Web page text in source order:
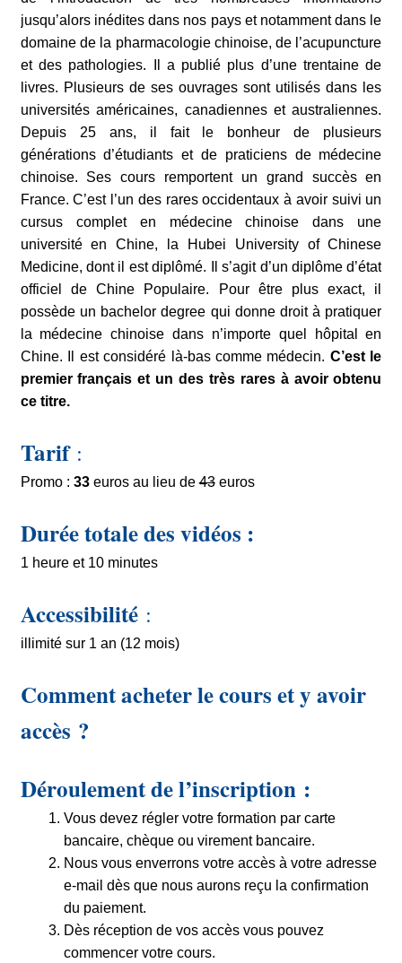
jusqu’alors inédites dans nos pays et notamment dans le
domaine de la pharmacologie chinoise, de l’acupuncture
et des pathologies. Il a publié plus d’une trentaine de
livres. Plusieurs de ses ouvrages sont utilisés dans les
universités américaines, canadiennes et australiennes.
Depuis 25 ans, il fait le bonheur de plusieurs
générations d’étudiants et de praticiens de médecine
chinoise. Ses cours remportent un grand succès en
France. C’est l’un des rares occidentaux à avoir suivi un
cursus complet en médecine chinoise dans une
université en Chine, la Hubei University of Chinese
Medicine, dont il est diplômé. Il s’agit d’un diplôme d’état
officiel de Chine Populaire. Pour être plus exact, il
possède un bachelor degree qui donne droit à pratiquer
la médecine chinoise dans n’importe quel hôpital en
Chine. Il est considéré là-bas comme médecin. C’est le
premier français et un des très rares à avoir obtenu
ce titre.
Tarif :
Promo : 33euros au lieu de43euros
Durée totale des vidéos :
1 heure et 10 minutes
Accessibilité:
illimité sur 1 an (12 mois)
Comment acheter le cours et y avoir
accès ?
Déroulement de l’inscription :
Vous devez régler votre formation par carte
bancaire, chèque ou virement bancaire.
Nous vous enverrons votre accès à votre adresse
e-mail dès que nous aurons reçu la confirmation
du paiement.
Dès réception de vos accès vous pouvez
commencer votre cours.